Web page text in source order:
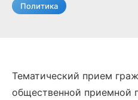
Политика
Тематический прием
общественной приемной